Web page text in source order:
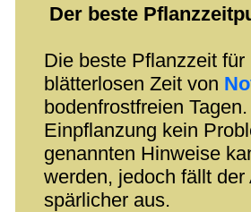
Der beste
Die beste Pflanzzeit
blätterlosen Zeit von
bodenfrostfreien
Einpflanzung kein
genannten Hinweise
werden, jedoch fällt
spärlicher aus.